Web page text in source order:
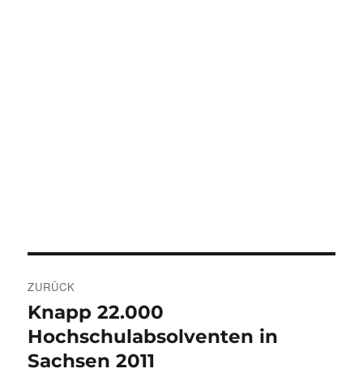
ZURÜCK
Vorheriger
Beitrag:
Knapp 22.000
Hochschulabsolventen in
Sachsen 2011